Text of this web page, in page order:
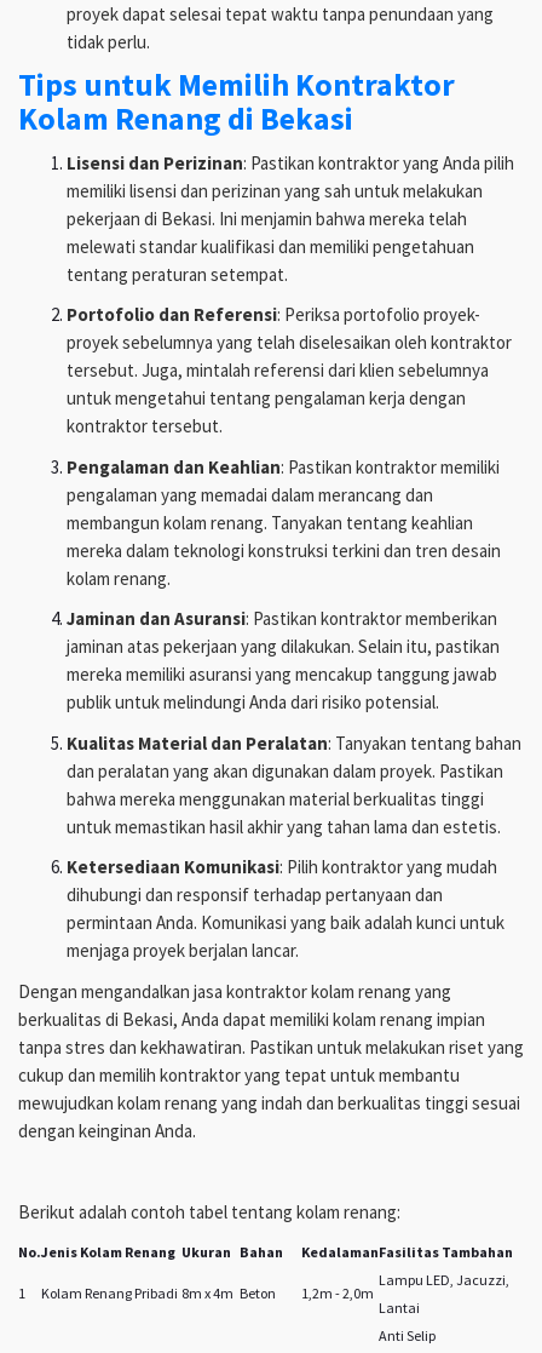
proyek dapat selesai tepat waktu tanpa penundaan yang
tidak perlu.
Tips untuk Memilih Kontraktor
Kolam Renang di Bekasi
Lisensi dan Perizinan: Pastikan kontraktor yang Anda pilih
memiliki lisensi dan perizinan yang sah untuk melakukan
pekerjaan di Bekasi. Ini menjamin bahwa mereka telah
melewati standar kualifikasi dan memiliki pengetahuan
tentang peraturan setempat.
Portofolio dan Referensi: Periksa portofolio proyek-
proyek sebelumnya yang telah diselesaikan oleh kontraktor
tersebut. Juga, mintalah referensi dari klien sebelumnya
untuk mengetahui tentang pengalaman kerja dengan
kontraktor tersebut.
Pengalaman dan Keahlian: Pastikan kontraktor memiliki
pengalaman yang memadai dalam merancang dan
membangun kolam renang. Tanyakan tentang keahlian
mereka dalam teknologi konstruksi terkini dan tren desain
kolam renang.
Jaminan dan Asuransi: Pastikan kontraktor memberikan
jaminan atas pekerjaan yang dilakukan. Selain itu, pastikan
mereka memiliki asuransi yang mencakup tanggung jawab
publik untuk melindungi Anda dari risiko potensial.
Kualitas Material dan Peralatan: Tanyakan tentang bahan
dan peralatan yang akan digunakan dalam proyek. Pastikan
bahwa mereka menggunakan material berkualitas tinggi
untuk memastikan hasil akhir yang tahan lama dan estetis.
Ketersediaan Komunikasi: Pilih kontraktor yang mudah
dihubungi dan responsif terhadap pertanyaan dan
permintaan Anda. Komunikasi yang baik adalah kunci untuk
menjaga proyek berjalan lancar.
Dengan mengandalkan jasa kontraktor kolam renang yang
berkualitas di Bekasi, Anda dapat memiliki kolam renang impian
tanpa stres dan kekhawatiran. Pastikan untuk melakukan riset yang
cukup dan memilih kontraktor yang tepat untuk membantu
mewujudkan kolam renang yang indah dan berkualitas tinggi sesuai
dengan keinginan Anda.
Berikut adalah contoh tabel tentang kolam renang:
No.Jenis Kolam Renang Ukuran Bahan KedalamanFasilitas Tambahan
1 Kolam Renang Pribadi 8m x 4m Beton 1,2m - 2,0m
Lampu LED, Jacuzzi,
Lantai
Anti Selip